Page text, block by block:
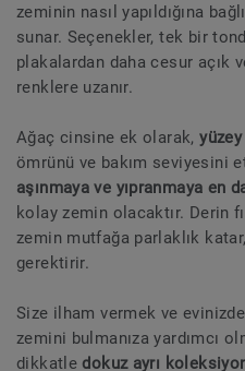
zeminin nasıl yapıldığına
sunar. Seçenekler, tek bir
plakalardan daha cesur açık
renklere uzanır.
Ağaç cinsine ek olarak,
ömrünü ve bakım seviyesini
aşınmaya ve yıpranmaya en
kolay zemin olacaktır. Derin
zemin mutfağa parlaklık
gerektirir.
Size ilham vermek ve
zemini bulmanıza yardımcı
dikkatle dokuz ayrı